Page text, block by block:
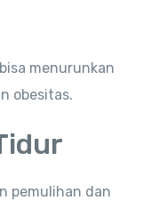
menurunkan
obesitas.
pemulihan dan